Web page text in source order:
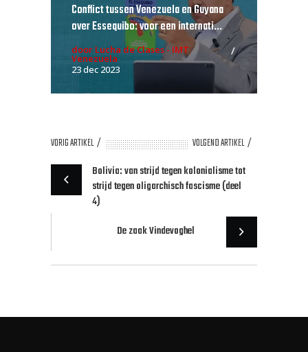
Conflict tussen Venezuela en Guyana
over Essequibo: voor een internati...
door Lucha de Clases - IMT
Venezuela
23 dec 2023
VORIG ARTIKEL
VOLGEND ARTIKEL
Bolivia: van strijd tegen kolonialisme tot
strijd tegen oligarchisch fascisme (deel
4)
De zaak Vindevoghel